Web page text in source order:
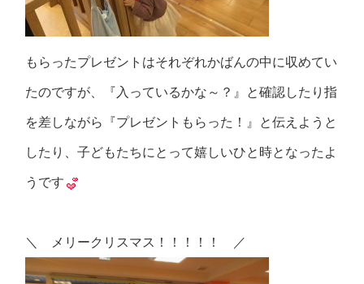
もらったプレゼントはそれぞれかばんの中に収めてい
たのですが、『入っているかな～？』と確認したり指
を差しながら『プレゼントもらった！』と伝えようと
したり、子どもたちにとって嬉しいひと時となったよ
うです
＼ メリークリスマス！！！！！ ／